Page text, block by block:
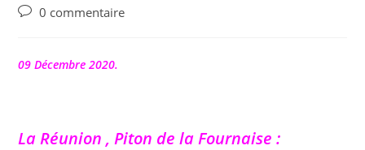
Commentaires
publication :
0 commentaire
09 Décembre 2020.
La Réunion , Piton de la Fournaise :